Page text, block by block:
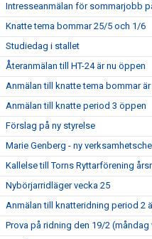
Intresseanmälan för sommarjobb
Knatte tema bommar 25/5 och 1/6
Studiedag i stallet
Återanmälan till HT-24 är nu öppen
Anmälan till knatte tema bommar
Anmälan till knatte period 3 öppen
Förslag på ny styrelse
Marie Genberg - ny
Kallelse till Torns Ryttarförening
Nybörjarridläger vecka 25
Anmälan till knatteridning period 2
Prova på ridning den 19/2 (måndag